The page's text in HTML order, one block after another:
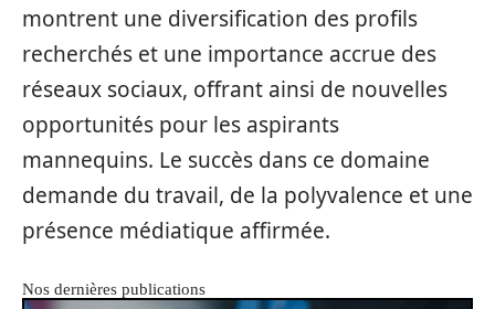
montrent une diversification des profils
recherchés et une importance accrue des
réseaux sociaux, offrant ainsi de nouvelles
opportunités pour les aspirants
mannequins. Le succès dans ce domaine
demande du travail, de la polyvalence et une
présence médiatique affirmée.
Nos dernières publications